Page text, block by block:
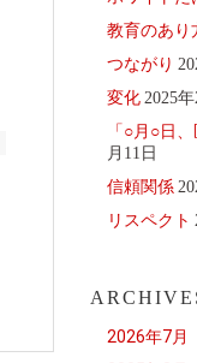
教育のあり
つながり
変化 2025
「○月○日
月11日
信頼関係
リスペクト
2026年7月